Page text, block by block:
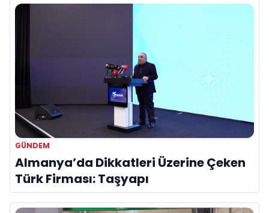
GÜNDEM
Almanya’da Dikkatleri Üzerine Çeken
Türk Firması: Taşyapı